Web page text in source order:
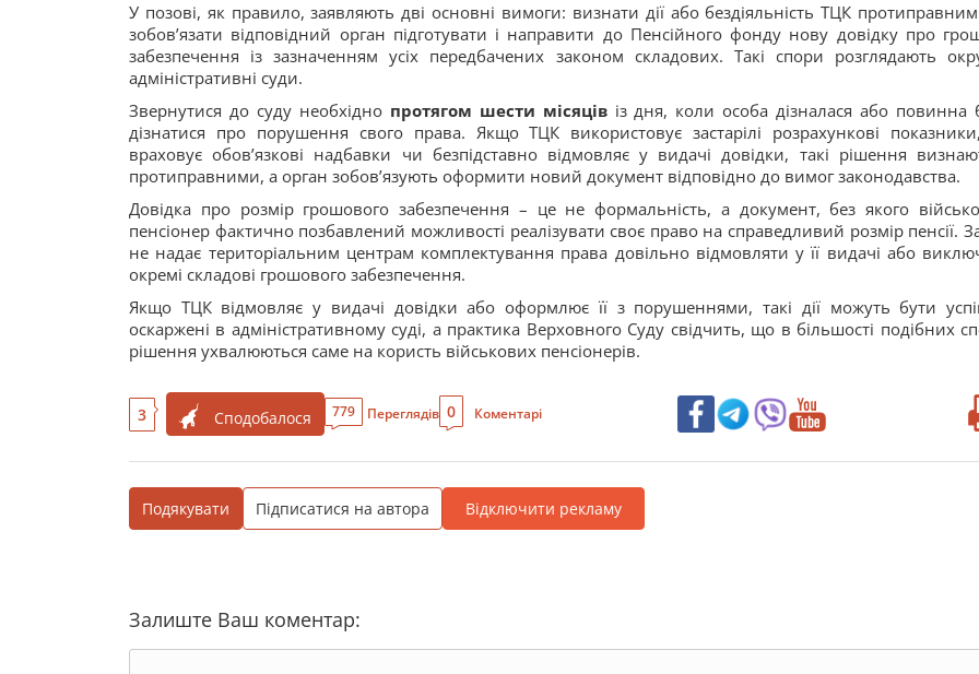
У позові, як правило, заявляють дві основні вимоги: визнати дії або бездіяльність ТЦК
зобов’язати відповідний орган підготувати і направити до Пенсійного фонду нову довідку про
забезпечення із зазначенням усіх передбачених законом складових. Такі спори розглядають
адміністративні суди.
Звернутися до суду необхідно протягом шести місяцівіз дня, коли особа дізналася або повинна
дізнатися про порушення свого права. Якщо ТЦК використовує застарілі розрахункові
враховує обов’язкові надбавки чи безпідставно відмовляє у видачі довідки, такі рішення
протиправними, а орган зобов’язують оформити новий документ відповідно до вимог законодавства.
Довідка про розмір грошового забезпечення – це не формальність, а документ, без якого
пенсіонер фактично позбавлений можливості реалізувати своє право на справедливий розмір пенсії.
не надає територіальним центрам комплектування права довільно відмовляти у її видачі або
окремі складові грошового забезпечення.
Якщо ТЦК відмовляє у видачі довідки або оформлює її з порушеннями, такі дії можуть бути
оскаржені в адміністративному суді, а практика Верховного Суду свідчить, що в більшості подібних
рішення ухвалюються саме на користь військових пенсіонерів.
3 Сподобалося 779 Переглядів 0 Коментарі
Подякувати Підписатися на автора Відключити рекламу
Залиште Ваш коментар: